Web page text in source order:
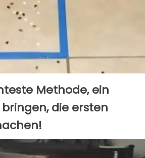
Methode, ein
die ersten